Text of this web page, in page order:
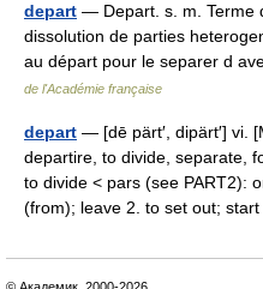
depart — Depart. s. m. Terme
dissolution de parties
au départ pour le separer d
de l'Académie française
depart — [dē pärt′, dipärt′] vi.
departire, to divide, separate,
to divide < pars (see PART2):
(from); leave 2. to set out;